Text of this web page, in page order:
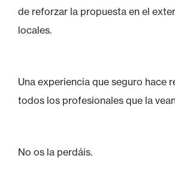
de reforzar la propuesta en el
locales.
Una experiencia que seguro hace
todos los profesionales que la
No os la perdáis.